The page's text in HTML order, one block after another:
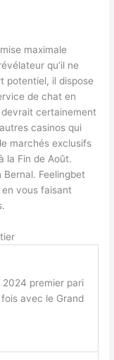
maximale
qu’il ne
potentiel, il dispose
de chat en
certainement
casinos qui
marchés exclusifs
la Fin de Août.
Feelingbet
vous faisant
2024 premier pari
avec le Grand